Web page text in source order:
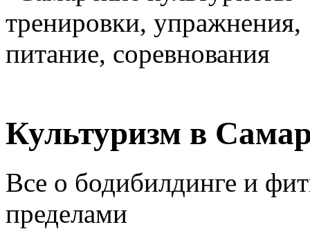
Культуризм в
Все о бодибилдинге и
пределами